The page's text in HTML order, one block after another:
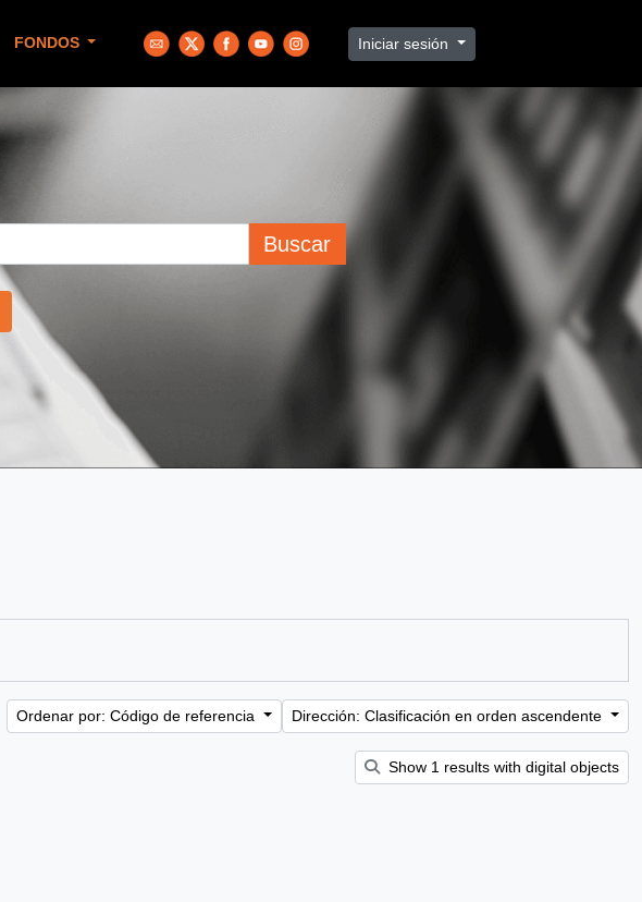
FONDOS Iniciar sesión
Buscar
Ordenar por: Código de referencia Dirección: Clasificación en orden ascendente
Show 1 results with digital objects